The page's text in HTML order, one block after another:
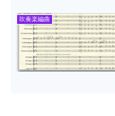
吹奏楽編曲